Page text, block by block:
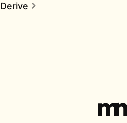
Derive